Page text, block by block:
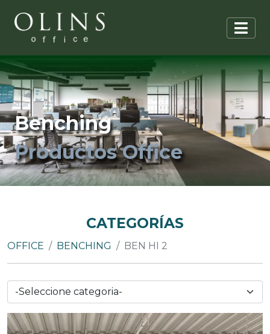
Benching
Productos Office
CATEGORÍAS
OFFICE BENCHING BEN HI 2